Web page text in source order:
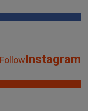
FollowInstagram